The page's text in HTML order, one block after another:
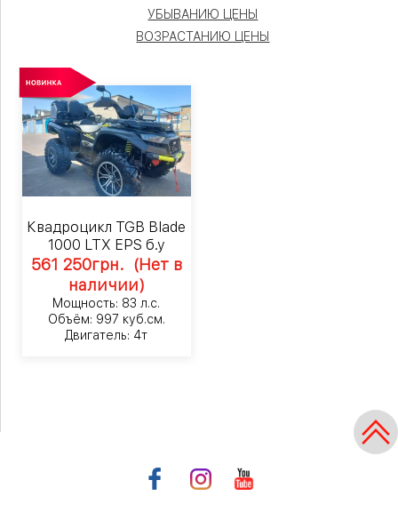
УБЫВАНИЮ ЦЕНЫ
ВОЗРАСТАНИЮ ЦЕНЫ
Квадроцикл TGB Blade
1000 LTX EPS б.у
561 250грн. (Нет в
наличии)
Мощность: 83 л.с.
Объём: 997 куб.см.
Двигатель: 4т